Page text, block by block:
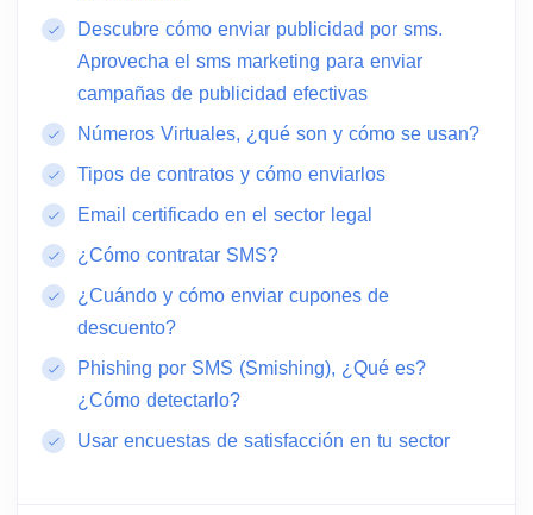
Descubre cómo enviar publicidad por sms.
Aprovecha el sms marketing para enviar
campañas de publicidad efectivas
Números Virtuales, ¿qué son y cómo se usan?
Tipos de contratos y cómo enviarlos
Email certificado en el sector legal
¿Cómo contratar SMS?
¿Cuándo y cómo enviar cupones de
descuento?
Phishing por SMS (Smishing), ¿Qué es?
¿Cómo detectarlo?
Usar encuestas de satisfacción en tu sector